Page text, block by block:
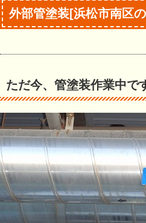
外部管塗装[浜松市南区
ただ今、管塗装作業中で